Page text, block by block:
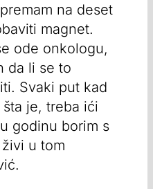
na deset
magnet.
ode onkologu,
da li se to
Svaki put kad
je, treba ići
godinu borim s
u tom